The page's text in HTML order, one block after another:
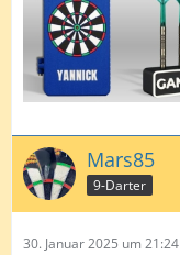
Mars85
9-Darter
30. Januar 2025 um 21:24